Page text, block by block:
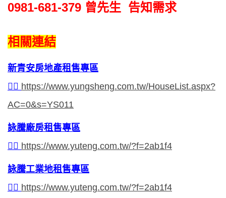
0981-681-379 曾先生 告知需求
相關連結
新青安房地產租售專區
👉🏻 https://www.yungsheng.com.tw/HouseList.aspx?
AC=0&s=YS011
詠騰廠房租售專區
👉🏻 https://www.yuteng.com.tw/?f=2ab1f4
詠騰工業地租售專區
👉🏻 https://www.yuteng.com.tw/?f=2ab1f4